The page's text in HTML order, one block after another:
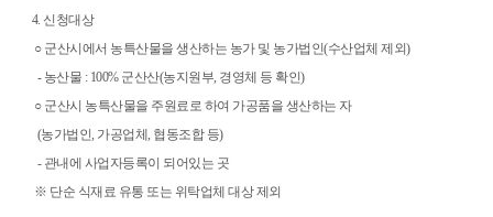
4. 신청대상
○ 군산시에서 농특산물을 생산하는 농가 및 농가법인(수산업체 제외)
- 농산물 : 100% 군산산(농지원부, 경영체 등 확인)
○ 군산시 농특산물을 주원료로 하여 가공품을 생산하는 자
(농가법인, 가공업체, 협동조합 등)
- 관내에 사업자등록이 되어있는 곳
※ 단순 식재료 유통 또는 위탁업체 대상 제외